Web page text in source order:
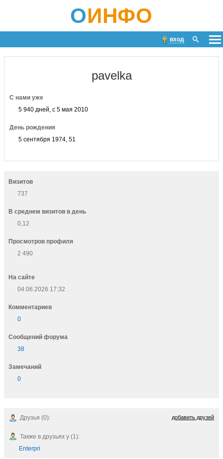
ОИНФО
вход
pavelka
С нами уже
5 940 дней, с 5 мая 2010
День рождения
5 сентября 1974, 51
Визитов
737
В среднем визитов в день
0,12
Просмотров профиля
2 490
На сайте
04.06.2026 17:32
Комментариев
0
Cообщений форума
38
Замечаний
0
Друзья (0): добавить друзей
Также в друзьях у (1):
Enterpri